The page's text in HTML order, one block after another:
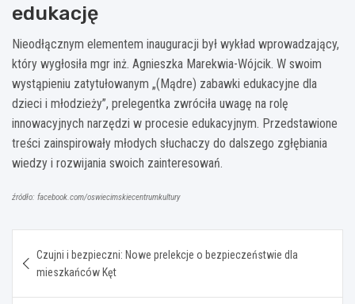
edukację
Nieodłącznym elementem inauguracji był wykład wprowadzający,
który wygłosiła mgr inż. Agnieszka Marekwia-Wójcik. W swoim
wystąpieniu zatytułowanym „(Mądre) zabawki edukacyjne dla
dzieci i młodzieży”, prelegentka zwróciła uwagę na rolę
innowacyjnych narzędzi w procesie edukacyjnym. Przedstawione
treści zainspirowały młodych słuchaczy do dalszego zgłębiania
wiedzy i rozwijania swoich zainteresowań.
źródło: facebook.com/oswiecimskiecentrumkultury
wpisu
Czujni i bezpieczni: Nowe prelekcje o bezpieczeństwie dla
mieszkańców Kęt